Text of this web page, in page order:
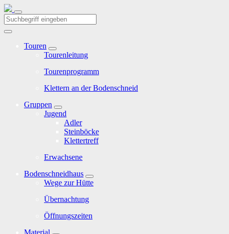
Touren
Tourenleitung
Tourenprogramm
Klettern an der Bodenschneid
Gruppen
Jugend
Adler
Steinböcke
Klettertreff
Erwachsene
Bodenschneidhaus
Wege zur Hütte
Übernachtung
Öffnungszeiten
Material